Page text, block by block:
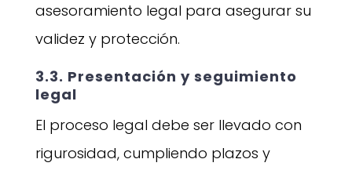
asesoramiento legal para asegurar su
validez y protección.
3.3. Presentación y seguimiento
legal
El proceso legal debe ser llevado con
rigurosidad, cumpliendo plazos y